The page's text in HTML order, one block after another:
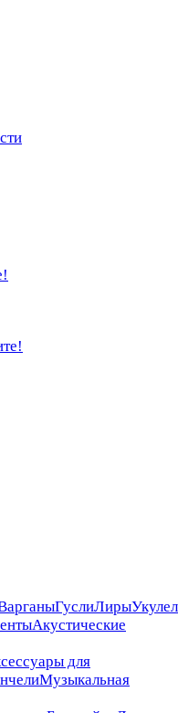
ГуслиЛиры
Акустические
для
Музыкальная